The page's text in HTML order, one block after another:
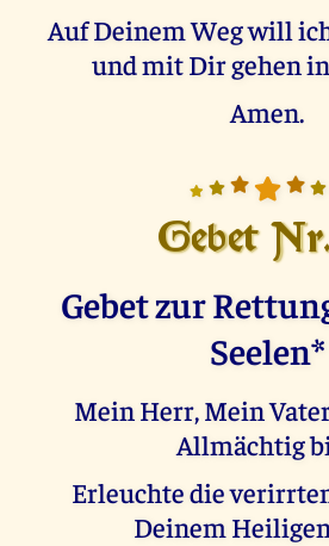
Auf Deinem Weg will
und mit Dir gehen
Amen.
Gebet
Gebet zur
Seelen*
Mein Herr, Mein
Allmächtig
Erleuchte die
Deinem